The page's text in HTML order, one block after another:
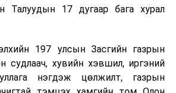
Талуудын 17 дугаар бага хурал
197 улсын Засгийн газрын
судлаач, хувийн хэвшил, иргэний
нэгдэж цөлжилт, газрын